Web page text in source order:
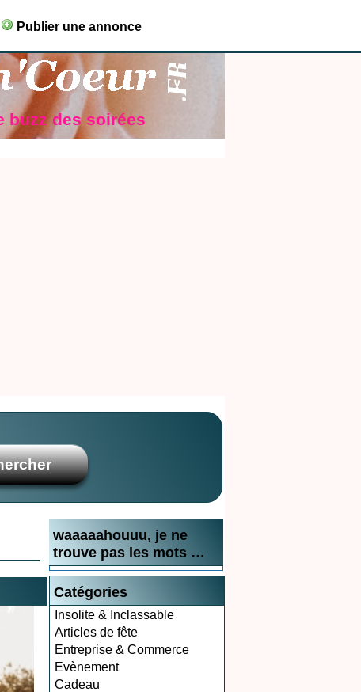
Publier une annonce
buzz des soirées
waaaaahouuu, je ne
trouve pas les mots …
Catégories
Insolite & Inclassable
Articles de fête
Entreprise & Commerce
Evènement
Cadeau